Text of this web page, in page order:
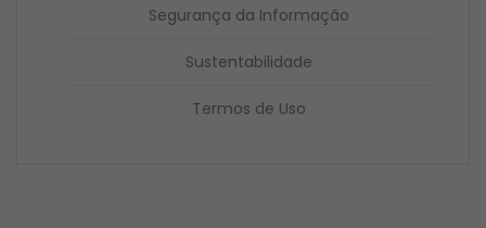
Segurança da Informação
Sustentabilidade
Termos de Uso